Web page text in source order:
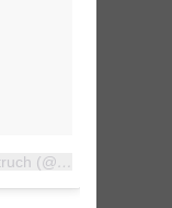
Ein Beitrag geteilt von Ania Pietruch (@aniapietruch)